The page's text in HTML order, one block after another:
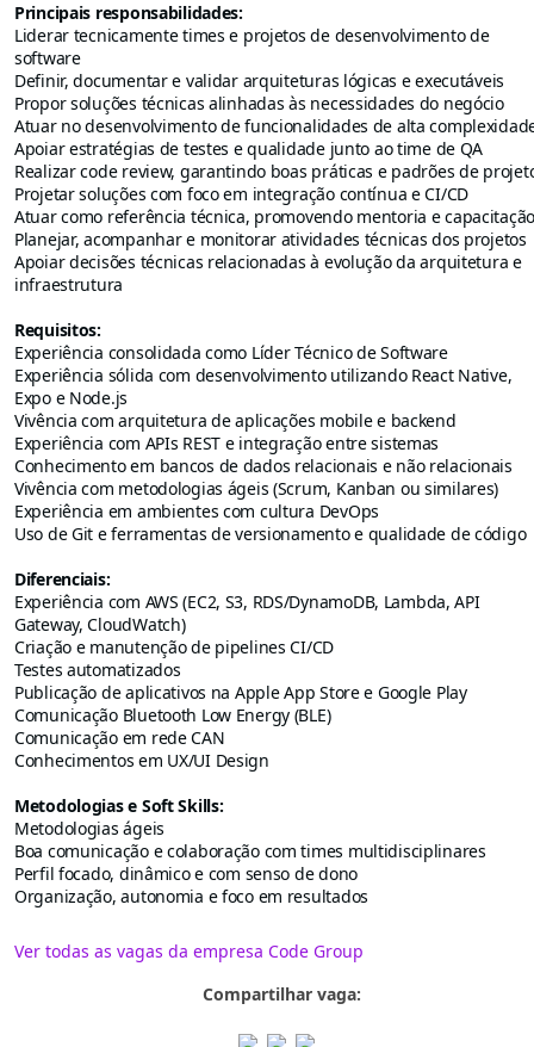
Principais responsabilidades:
Liderar tecnicamente times e projetos de desenvolvimento de
software
Definir, documentar e validar arquiteturas lógicas e executáveis
Propor soluções técnicas alinhadas às necessidades do negócio
Atuar no desenvolvimento de funcionalidades de alta
Apoiar estratégias de testes e qualidade junto ao time de QA
Realizar code review, garantindo boas práticas e padrões de
Projetar soluções com foco em integração contínua e CI/CD
Atuar como referência técnica, promovendo mentoria e
Planejar, acompanhar e monitorar atividades técnicas dos projetos
Apoiar decisões técnicas relacionadas à evolução da arquitetura e
infraestrutura
Requisitos:
Experiência consolidada como Líder Técnico de Software
Experiência sólida com desenvolvimento utilizando React Native,
Expo e Node.js
Vivência com arquitetura de aplicações mobile e backend
Experiência com APIs REST e integração entre sistemas
Conhecimento em bancos de dados relacionais e não relacionais
Vivência com metodologias ágeis (Scrum, Kanban ou similares)
Experiência em ambientes com cultura DevOps
Uso de Git e ferramentas de versionamento e qualidade de código
Diferenciais:
Experiência com AWS (EC2, S3, RDS/DynamoDB, Lambda, API
Gateway, CloudWatch)
Criação e manutenção de pipelines CI/CD
Testes automatizados
Publicação de aplicativos na Apple App Store e Google Play
Comunicação Bluetooth Low Energy (BLE)
Comunicação em rede CAN
Conhecimentos em UX/UI Design
Metodologias e Soft Skills:
Metodologias ágeis
Boa comunicação e colaboração com times multidisciplinares
Perfil focado, dinâmico e com senso de dono
Organização, autonomia e foco em resultados
Ver todas as vagas da empresa Code Group
Compartilhar vaga: